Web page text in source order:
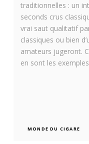
traditionnelles : un
seconds crus
vrai saut qualitatif
classiques ou bien
amateurs jugeront.
en sont les
MONDE DU CIGARE